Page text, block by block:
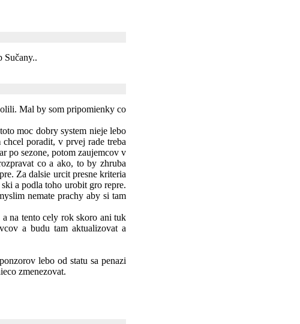
Sučany..
Mal by som pripomienky co
moc dobry system nieje lebo
poradit, v prvej rade treba
po sezone, potom zaujemcov v
co a ako, to by zhruba
Za dalsie urcit presne kriteria
a podla toho urobit gro repre.
nemate prachy aby si tam
na tento cely rok skoro ani tuk
a budu tam aktualizovat a
lebo od statu sa penazi
zmenezovat.